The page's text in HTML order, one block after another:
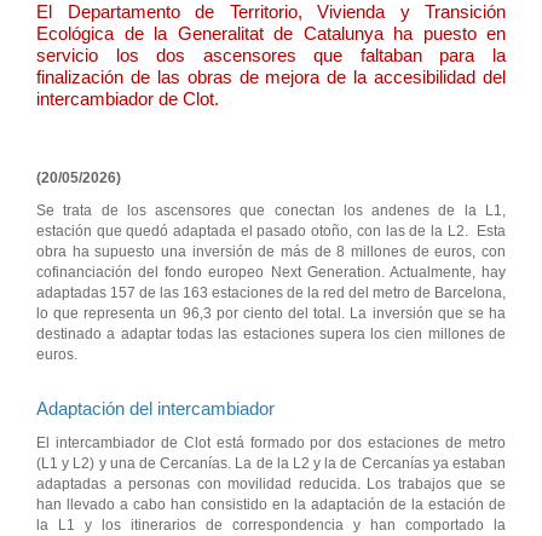
El Departamento de Territorio, Vivienda y Transición
Ecológica de la Generalitat de Catalunya ha puesto en
servicio los dos ascensores que faltaban para la
finalización de las obras de mejora de la accesibilidad del
intercambiador de Clot.
(20/05/2026)
Se trata de los ascensores que conectan los andenes de la L1,
estación que quedó adaptada el pasado otoño, con las de la L2. Esta
obra ha supuesto una inversión de más de 8 millones de euros, con
cofinanciación del fondo europeo Next Generation. Actualmente, hay
adaptadas 157 de las 163 estaciones de la red del metro de Barcelona,
lo que representa un 96,3 por ciento del total. La inversión que se ha
destinado a adaptar todas las estaciones supera los cien millones de
euros.
Adaptación del intercambiador
El intercambiador de Clot está formado por dos estaciones de metro
(L1 y L2) y una de Cercanías. La de la L2 y la de Cercanías ya estaban
adaptadas a personas con movilidad reducida. Los trabajos que se
han llevado a cabo han consistido en la adaptación de la estación de
la L1 y los itinerarios de correspondencia y han comportado la